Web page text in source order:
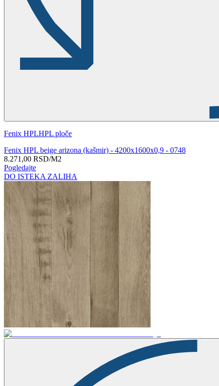
Fenix HPLHPL ploče
Fenix HPL beige arizona (kašmir) - 4200x1600x0,9 - 0748
8.271,00 RSD/M2
Pogledajte
DO ISTEKA ZALIHA